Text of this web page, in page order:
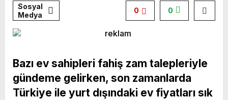
Sosyal
Medya
0
0
Bazı ev sahipleri fahiş zam talepleriyle
gündeme gelirken, son zamanlarda
Türkiye ile yurt dışındaki ev fiyatları sık